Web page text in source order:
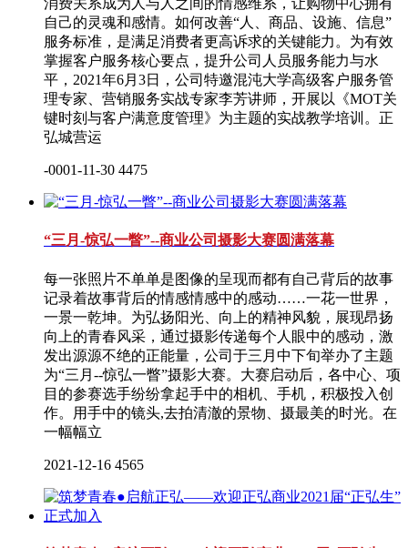
消费关系成为人与人之间的情感维系，让购物中心拥有
自己的灵魂和感情。如何改善“人、商品、设施、信息”
服务标准，是满足消费者更高诉求的关键能力。为有效
掌握客户服务核心要点，提升公司人员服务能力与水
平，2021年6月3日，公司特邀混沌大学高级客户服务管
理专家、营销服务实战专家李芳讲师，开展以《MOT关
键时刻与客户满意度管理》为主题的实战教学培训。正
弘城营运
-0001-11-30 4475
“三月-惊弘一瞥”--商业公司摄影大赛圆满落幕
每一张照片不单单是图像的呈现而都有自己背后的故事
记录着故事背后的情感情感中的感动……一花一世界，
一景一乾坤。为弘扬阳光、向上的精神风貌，展现昂扬
向上的青春风采，通过摄影传递每个人眼中的感动，激
发出源源不绝的正能量，公司于三月中下旬举办了主题
为“三月--惊弘一瞥”摄影大赛。大赛启动后，各中心、项
目的参赛选手纷纷拿起手中的相机、手机，积极投入创
作。用手中的镜头,去拍清澈的景物、摄最美的时光。在
一幅幅立
2021-12-16 4565